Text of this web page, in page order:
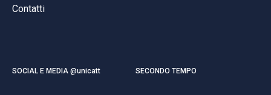
Contatti
SOCIAL E MEDIA @unicatt SECONDO TEMPO